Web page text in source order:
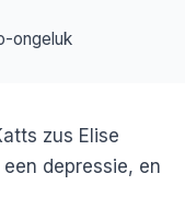
ongeluk
zus Elise
depressie, en